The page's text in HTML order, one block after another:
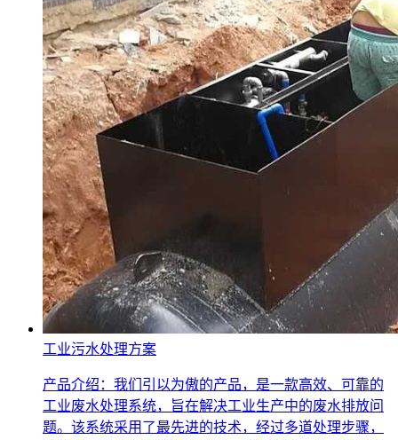
工业污水处理方案
产品介绍：我们引以为傲的产品，是一款高效、可靠的
工业废水处理系统，旨在解决工业生产中的废水排放问
题。该系统采用了最先进的技术，经过多道处理步骤，